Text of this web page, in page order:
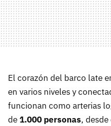
El corazón del barco late
en varios niveles y
funcionan como arterias
de1.000 personas,